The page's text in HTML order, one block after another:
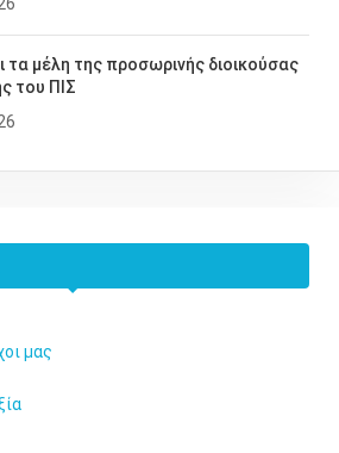
τα μέλη της προσωρινής διοικούσας
του ΠΙΣ
μας